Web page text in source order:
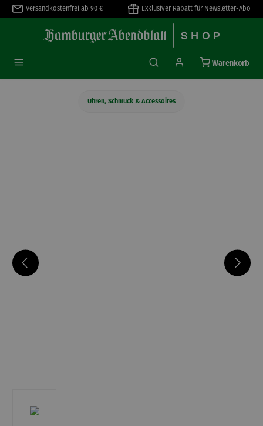
springen
Versandkostenfrei ab 90 € Exklusiver Rabatt für Newsletter-Abo
Warenkorb
Uhren, Schmuck & Accessoires